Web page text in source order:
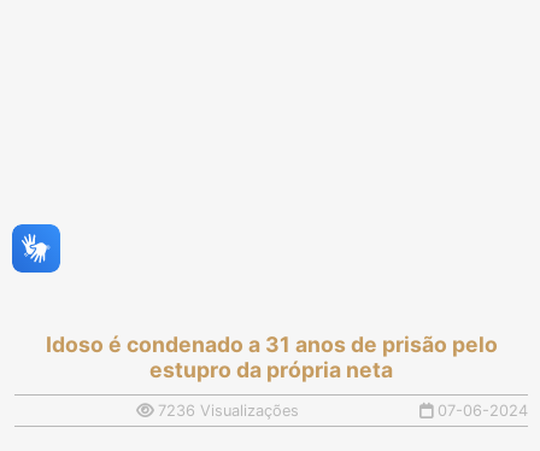
Idoso é condenado a 31 anos de prisão pelo
estupro da própria neta
7236 Visualizações 07-06-2024